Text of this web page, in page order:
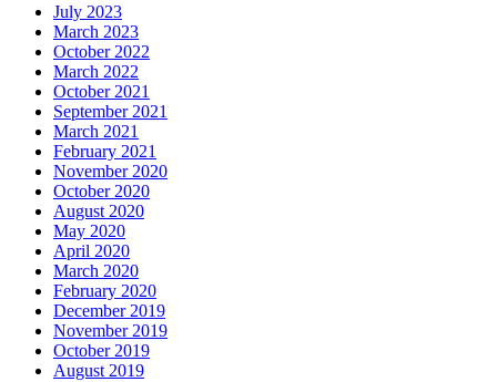
July 2023
March 2023
October 2022
March 2022
October 2021
September 2021
March 2021
February 2021
November 2020
October 2020
August 2020
May 2020
April 2020
March 2020
February 2020
December 2019
November 2019
October 2019
August 2019